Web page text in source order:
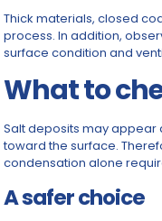
Thick materials, closed
process. In addition,
surface condition and
What to
Salt deposits may appear
toward the surface.
condensation alone
A safer choice